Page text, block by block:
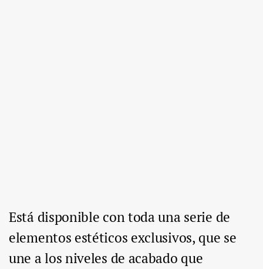
Está disponible con toda una serie de
elementos estéticos exclusivos, que se
une a los niveles de acabado que